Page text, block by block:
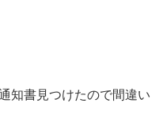
知書見つけたので間違い